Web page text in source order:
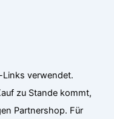
verwendet.
zu Stande kommt,
Partnershop. Für